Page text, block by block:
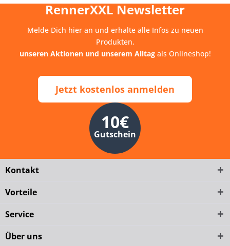
RennerXXL Newsletter
Melde Dich hier an und erhalte alle Infos zu neuen
Produkten,
unseren Aktionen und unserem Alltagals Onlineshop!
Jetzt kostenlos anmelden
10€
Gutschein
Kontakt
Vorteile
Service
Über uns